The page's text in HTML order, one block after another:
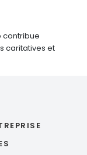
contribue
caritatives et